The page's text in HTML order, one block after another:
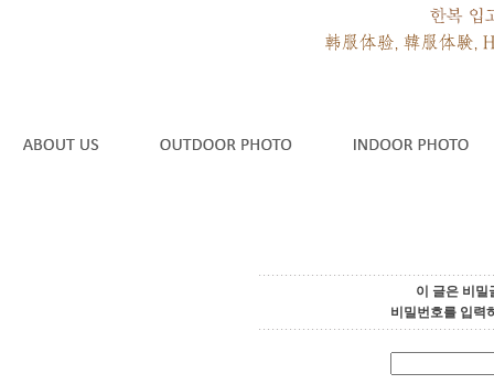
이 글은 비밀
비밀번호를 입력